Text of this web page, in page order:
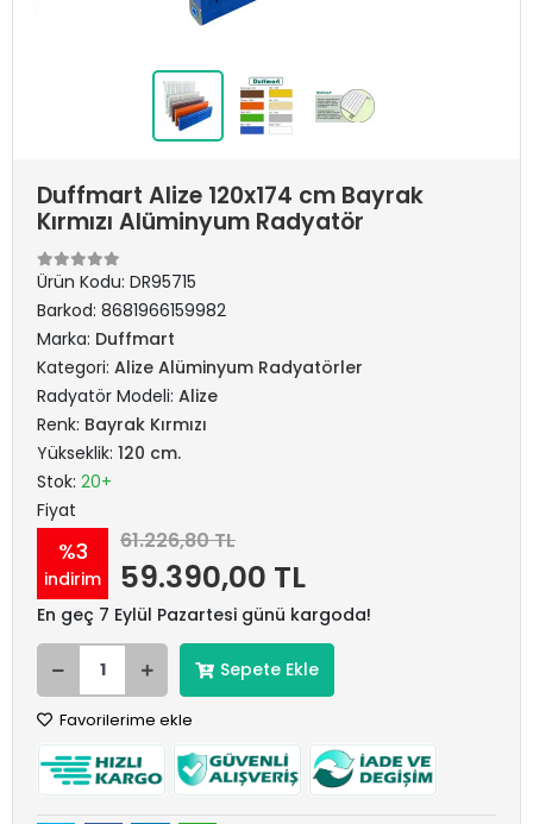
Duffmart Alize 120x174 cm Bayrak
Kırmızı Alüminyum Radyatör
Ürün Kodu: DR95715
Barkod: 8681966159982
Marka: Duffmart
Kategori: Alize Alüminyum Radyatörler
Radyatör Modeli: Alize
Renk: Bayrak Kırmızı
Yükseklik: 120 cm.
Stok: 20+
Fiyat
%3
indirim
61.226,80 TL
59.390,00 TL
En geç 7 Eylül Pazartesi günü kargoda!
Sepete Ekle
Favorilerime ekle